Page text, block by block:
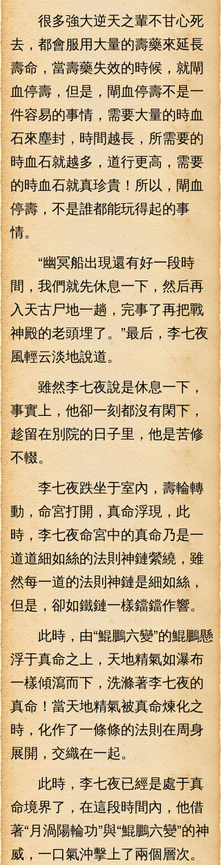
很多強大逆天之輩不甘心死
去，都會服用大量的壽藥來延長
壽命，當壽藥失效的時候，就閘
血停壽，但是，閘血停壽不是一
件容易的事情，需要大量的時血
石來塵封，時間越長，所需要的
時血石就越多，道行更高，需要
的時血石就真珍貴！所以，閘血
停壽，不是誰都能玩得起的事
情。
“幽冥船出現還有好一段時
間，我們就先休息一下，然后再
入天古尸地一趟，完事了再把戰
神殿的老頭埋了。”最后，李七夜
風輕云淡地說道。
雖然李七夜說是休息一下，
事實上，他卻一刻都沒有閑下，
趁留在別院的日子里，他是苦修
不輟。
李七夜跌坐于室內，壽輪轉
動，命宮打開，真命浮現，此
時，李七夜命宮中的真命乃是一
道道細如絲的法則神鏈縈繞，雖
然每一道的法則神鏈是細如絲，
但是，卻如鐵鏈一樣鐺鐺作響。
此時，由“鯤鵬六變”的鯤鵬懸
浮于真命之上，天地精氣如瀑布
一樣傾瀉而下，洗滌著李七夜的
真命！當天地精氣被真命煉化之
時，化作了一條條的法則在周身
展開，交織在一起。
此時，李七夜已經是處于真
命境界了，在這段時間內，他借
著“月渦陽輪功”與“鯤鵬六變”的神
威，一口氣沖擊上了兩個層次。